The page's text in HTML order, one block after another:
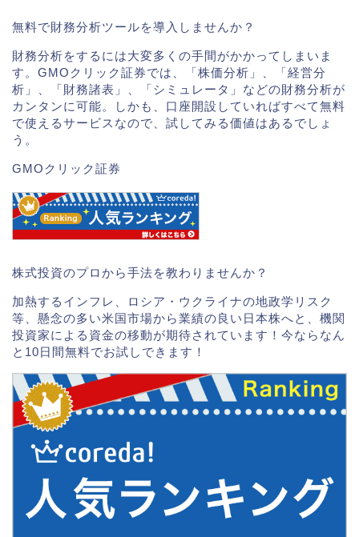
無料で財務分析ツールを導入しませんか？
財務分析をするには大変多くの手間がかかってしまいま
す。GMOクリック証券では、「株価分析」、「経営分
析」、「財務諸表」、「シミュレータ」などの財務分析が
カンタンに可能。しかも、口座開設していればすべて無料
で使えるサービスなので、試してみる価値はあるでしょ
う。
GMOクリック証券
株式投資のプロから手法を教わりませんか？
加熱するインフレ、ロシア・ウクライナの地政学リスク
等、懸念の多い米国市場から業績の良い日本株へと、機関
投資家による資金の移動が期待されています！今ならなん
と10日間無料でお試しできます！